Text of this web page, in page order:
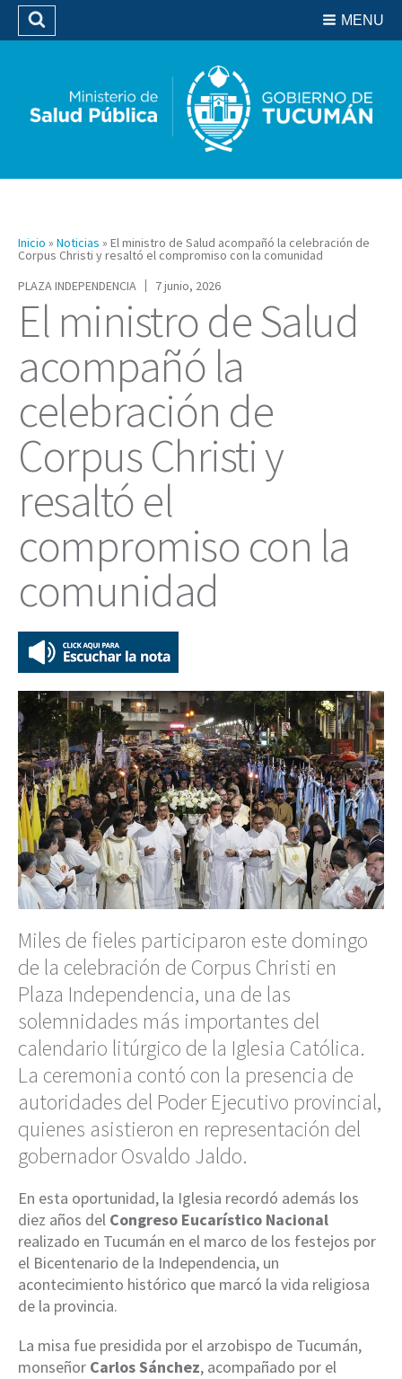
Biblioteca
MENU
Buscar
Inicio » Noticias » El ministro de Salud acompañó la celebración de
Corpus Christi y resaltó el compromiso con la comunidad
PLAZA INDEPENDENCIA
7 junio, 2026
El ministro de Salud
acompañó la
celebración de
Corpus Christi y
resaltó el
compromiso con la
comunidad
Miles de fieles participaron este domingo
de la celebración de Corpus Christi en
Plaza Independencia, una de las
solemnidades más importantes del
calendario litúrgico de la Iglesia Católica.
La ceremonia contó con la presencia de
autoridades del Poder Ejecutivo provincial,
quienes asistieron en representación del
gobernador Osvaldo Jaldo.
En esta oportunidad, la Iglesia recordó además los
diez años del Congreso Eucarístico Nacional
realizado en Tucumán en el marco de los festejos por
el Bicentenario de la Independencia, un
acontecimiento histórico que marcó la vida religiosa
de la provincia.
La misa fue presidida por el arzobispo de Tucumán,
monseñor Carlos Sánchez, acompañado por el